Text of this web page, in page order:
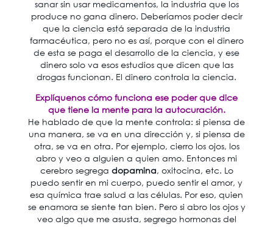
sanar sin usar medicamentos, la industria que los
produce no gana dinero. Deberíamos poder decir
que la ciencia está separada de la industria
farmacéutica, pero no es así, porque con el dinero
de esta se paga el desarrollo de la ciencia, y ese
dinero solo va esos estudios que dicen que las
drogas funcionan. El dinero controla la ciencia.
Explíquenos cómo funciona ese poder que dice
que tiene la mente para la autocuración.
He hablado de que la mente controla: si piensa de
una manera, se va en una dirección y, si piensa de
otra, se va en otra. Por ejemplo, cierro los ojos, los
abro y veo a alguien a quien amo. Entonces mi
cerebro segrega dopamina, oxitocina, etc. Lo
puedo sentir en mi cuerpo, puedo sentir el amor, y
esa química trae salud a las células. Por eso, quien
se enamora se siente tan bien. Pero si abro los ojos y
veo algo que me asusta, segrego hormonas del